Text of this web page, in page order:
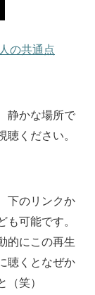
の共通点
静かな場所で
聴ください。
下のリンクか
も可能です。
的にこの再生
聴くとなぜか
（笑）